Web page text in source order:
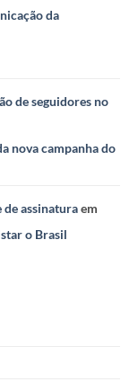
da
de seguidores no
nova campanha do
de assinaturaem
o Brasil